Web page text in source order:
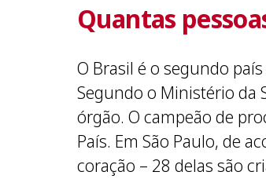
Quantas
O Brasil é o segundo
Segundo o Ministério da
órgão. O campeão de
País. Em São Paulo, de
coração – 28 delas são